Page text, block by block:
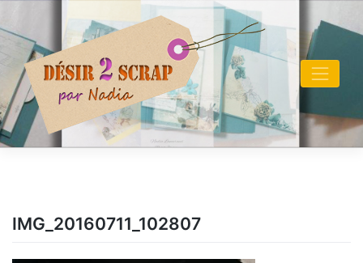
content
IMG_20160711_102807